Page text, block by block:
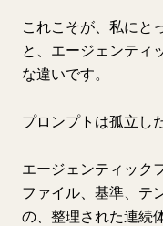
これこそが、私にと
と、エージェンティ
な違いです。
プロンプトは孤立し
エージェンティック
ファイル、基準、テ
の、整理された連続